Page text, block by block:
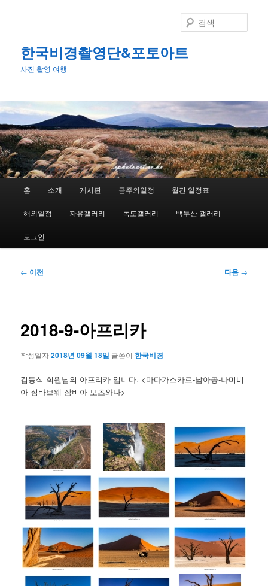
어
기
한국비경촬영단&포토아트
사진 촬영 여행
색
홈 소개 게시판 금주의일정 월간 일정표
해외일정 자유갤러리 독도갤러리 백두산 갤러리
로그인
글
션
← 이전 다음 →
2018-9-아프리카
작성일자2018년 09월 18일 글쓴이 한국비경
김동식 회원님의 아프리카 입니다. <마다가스카르-남아공-나미비
아-짐바브웨-잠비아-보츠와나>